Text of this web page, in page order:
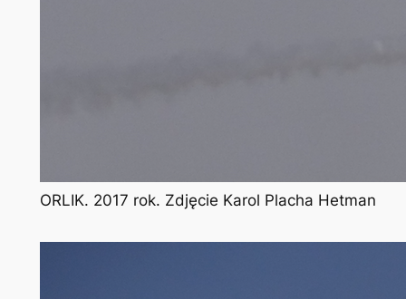
ORLIK. 2017 rok. Zdjęcie Karol Placha Hetman